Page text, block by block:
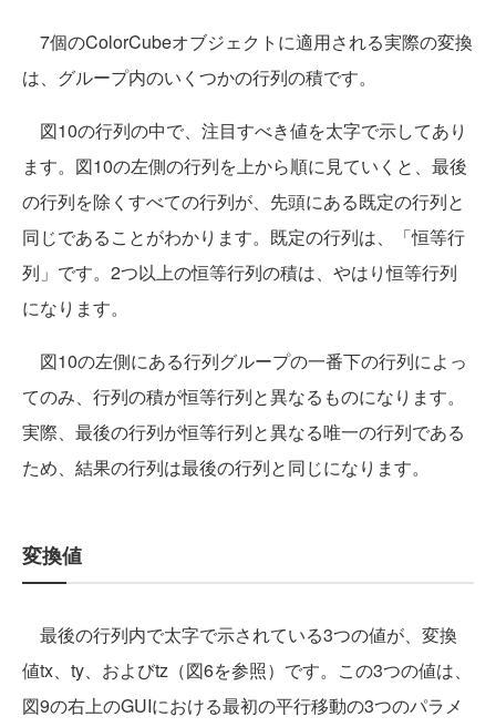
7個のColorCubeオブジェクトに適用される実際の変換
は、グループ内のいくつかの行列の積です。
図10の行列の中で、注目すべき値を太字で示してあり
ます。図10の左側の行列を上から順に見ていくと、最後
の行列を除くすべての行列が、先頭にある既定の行列と
同じであることがわかります。既定の行列は、「恒等行
列」です。2つ以上の恒等行列の積は、やはり恒等行列
になります。
図10の左側にある行列グループの一番下の行列によっ
てのみ、行列の積が恒等行列と異なるものになります。
実際、最後の行列が恒等行列と異なる唯一の行列である
ため、結果の行列は最後の行列と同じになります。
変換値
最後の行列内で太字で示されている3つの値が、変換
値tx、ty、およびtz（図6を参照）です。この3つの値は、
図9の右上のGUIにおける最初の平行移動の3つのパラメ